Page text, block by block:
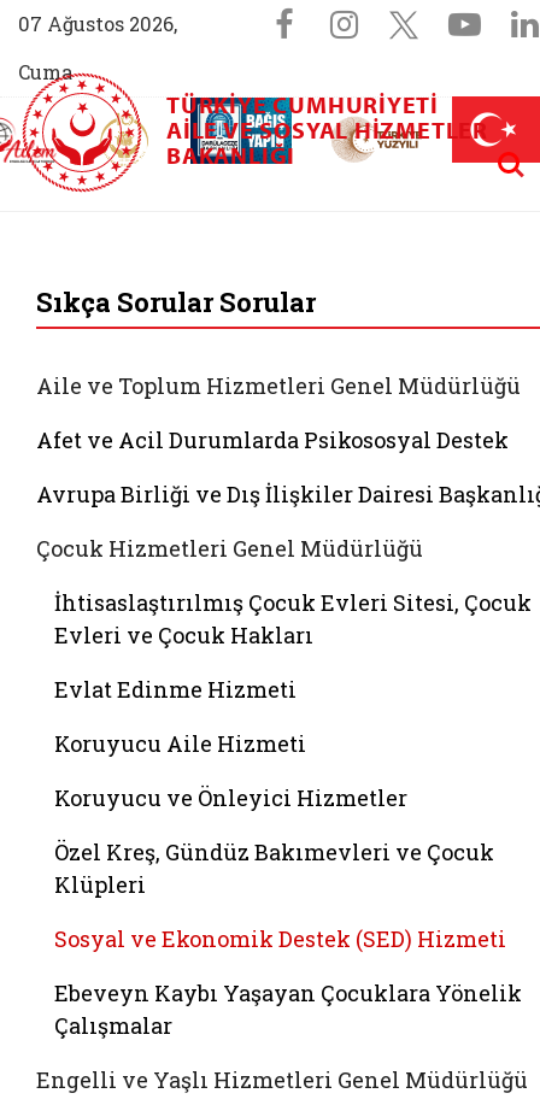
07 Ağustos 2026,
Cuma
Sosyal
Facebook
Instagram
X
Aile (yeni sekmede açılır)
AİLEM İletişim Merkezi (yeni sekmede açılır)
Aile ve Nüfus On Yılı (yeni sekmede açılır)
Darülaceze bağış sayfası (yeni
TÜRKIYE CUMHURIYETI
AILE VE SOSYAL HIZMETLER
BAKANLIĞI
Sıkça Sorular Sorular
Aile ve Toplum Hizmetleri Genel Müdürlüğü
Afet ve Acil Durumlarda Psikososyal Destek
Avrupa Birliği ve Dış İlişkiler Dairesi
Çocuk Hizmetleri Genel Müdürlüğü
İhtisaslaştırılmış Çocuk Evleri Sitesi, Çocuk
Evleri ve Çocuk Hakları
Evlat Edinme Hizmeti
Koruyucu Aile Hizmeti
Koruyucu ve Önleyici Hizmetler
Özel Kreş, Gündüz Bakımevleri ve Çocuk
Klüpleri
Sosyal ve Ekonomik Destek (SED) Hizmeti
Ebeveyn Kaybı Yaşayan Çocuklara Yönelik
Çalışmalar
Engelli ve Yaşlı Hizmetleri Genel Müdürlüğü